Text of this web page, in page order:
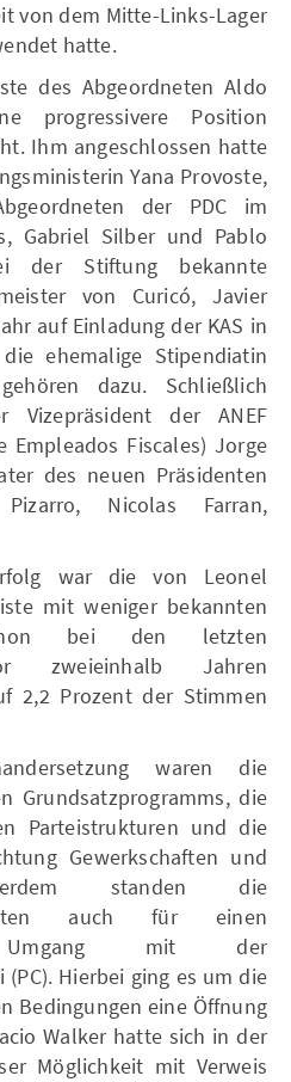
von dem Mitte-Links-Lager
hatte.
des Abgeordneten Aldo
progressivere Position
Ihm angeschlossen hatte
Yana Provoste,
der PDC im
Gabriel Silber und Pablo
der Stiftung bekannte
von Curicó, Javier
auf Einladung der KAS in
ehemalige Stipendiatin
dazu. Schließlich
der ANEF
Empleados Fiscales) Jorge
des neuen Präsidenten
Nicolas Farran,
war die von Leonel
mit weniger bekannten
bei den letzten
zweieinhalb Jahren
2,2 Prozent der Stimmen
waren die
Grundsatzprogramms, die
Parteistrukturen und die
Gewerkschaften und
standen die
auch für einen
Umgang mit der
Hierbei ging es um die
Bedingungen eine Öffnung
Walker hatte sich in der
Möglichkeit mit Verweis